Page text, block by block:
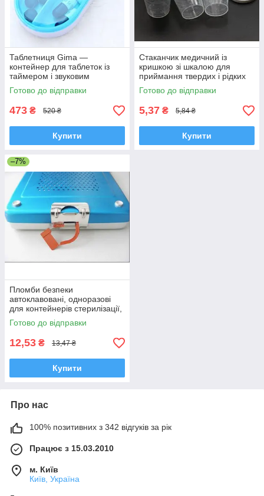
Таблетниця Gima —
контейнер для таблеток із
таймером і звуковим
сигналом, Італія
Готово до відправки
473 ₴ 520 ₴
Купити
Стаканчик медичний із
кришкою зі шкалою для
приймання твердих і рідких
ліків, Туреччина
Готово до відправки
5,37 ₴ 5,84 ₴
Купити
–7%
Пломби безпеки
автоклавовані, одноразові
для контейнерів стерилізації,
ORJİNAL MEDİKAL,
Туреччина
Готово до відправки
12,53 ₴ 13,47 ₴
Купити
Про нас
100% позитивних з 342 відгуків за рік
Працює з 15.03.2010
м. Київ
Київ, Україна